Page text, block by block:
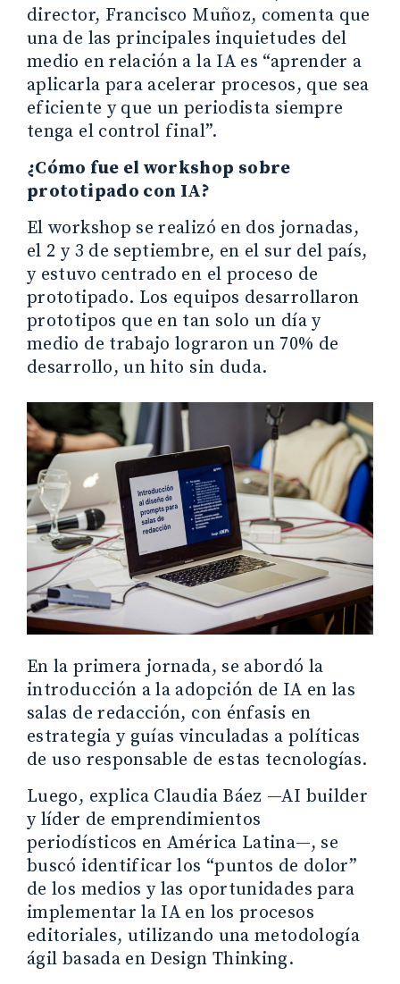
director, Francisco Muñoz, comenta que
una de las principales inquietudes del
medio en relación a la IA es “aprender a
aplicarla para acelerar procesos, que sea
eficiente y que un periodista siempre
tenga el control final”.
¿Cómo fue el workshop sobre
prototipado con IA?
El workshop se realizó en dos jornadas,
el 2 y 3 de septiembre, en el sur del país,
y estuvo centrado en el proceso de
prototipado. Los equipos desarrollaron
prototipos que en tan solo un día y
medio de trabajo lograron un 70% de
desarrollo, un hito sin duda.
En la primera jornada, se abordó la
introducción a la adopción de IA en las
salas de redacción, con énfasis en
estrategia y guías vinculadas a políticas
de uso responsable de estas tecnologías.
Luego, explica Claudia Báez —AI builder
y líder de emprendimientos
periodísticos en América Latina—, se
buscó identificar los “puntos de dolor”
de los medios y las oportunidades para
implementar la IA en los procesos
editoriales, utilizando una metodología
ágil basada en Design Thinking.